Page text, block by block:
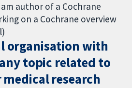
author of a Cochrane
on a Cochrane overview
organisation with
topic related to
research